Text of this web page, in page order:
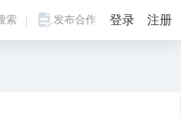
索 发布合作 登录 注册